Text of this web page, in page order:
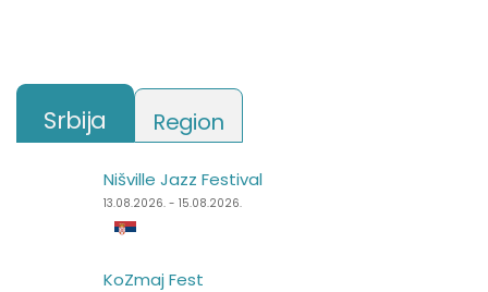
Srbija Region
Nišville Jazz Festival
13.08.2026. - 15.08.2026.
KoZmaj Fest
Punk Rock Holiday
11.08.2026. - 14.08.2026.
Špancirfest